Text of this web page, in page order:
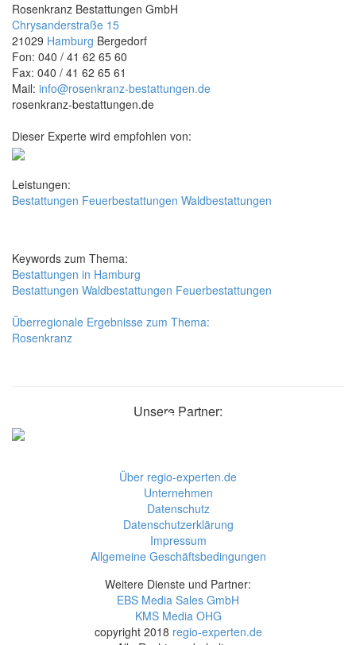
Rosenkranz Bestattungen GmbH
Chrysanderstraße 15
21029 Hamburg Bergedorf
Fon: 040 / 41 62 65 60
Fax: 040 / 41 62 65 61
Mail: info@rosenkranz-bestattungen.de
rosenkranz-bestattungen.de
Dieser Experte wird empfohlen von:
Leistungen:
Bestattungen Feuerbestattungen Waldbestattungen
Keywords zum Thema:
Bestattungen in Hamburg
Bestattungen Waldbestattungen Feuerbestattungen
Überregionale Ergebnisse zum Thema:
Rosenkranz
Unsere Partner:
Über regio-experten.de
Unternehmen
Datenschutz
Datenschutzerklärung
Impressum
Allgemeine Geschäftsbedingungen
Weitere Dienste und Partner:
EBS Media Sales GmbH
KMS Media OHG
copyright 2018 regio-experten.de